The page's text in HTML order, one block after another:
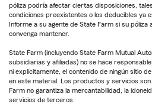
póliza podría afectar ciertas disposiciones,
condiciones preexistentes o los deducibles ya
Informe a su agente de State Farm si su póliza
convenga mantener.
State Farm (incluyendo State Farm Mutual
subsidiarias y afiliadas) no se hace
ni explícitamente, el contenido de ningún sitio
en este material. Los productos y servicios
Farm no garantiza la mercantabilidad, la
servicios de terceros.